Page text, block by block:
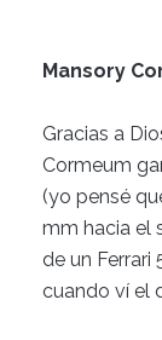
Mansory
Gracias a
Cormeum
(yo pensé
mm hacia el
de un Ferrari
cuando ví el